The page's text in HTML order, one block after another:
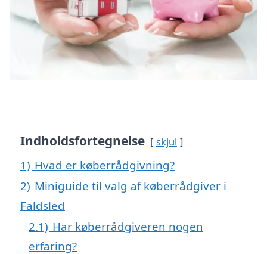
Indholdsfortegnelse skjul
1) Hvad er køberrådgivning?
2) Miniguide til valg af køberrådgiver i
Faldsled
2.1) Har køberrådgiveren nogen
erfaring?